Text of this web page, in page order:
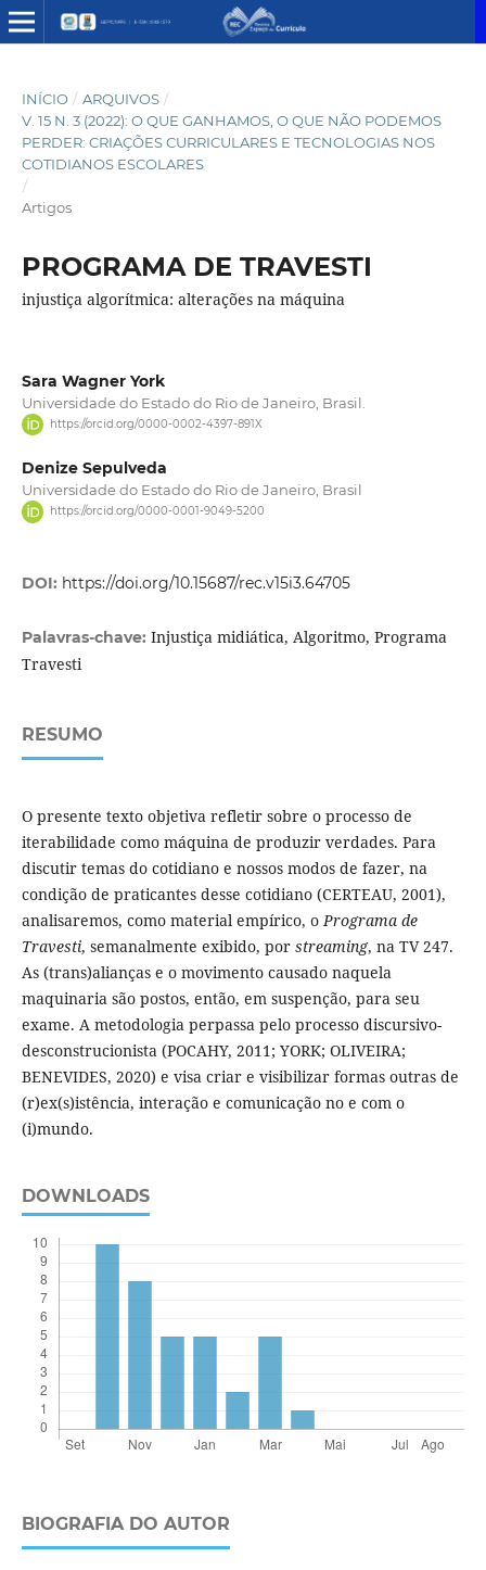
INÍCIO / ARQUIVOS /
V. 15 N. 3 (2022): O QUE GANHAMOS, O QUE NÃO PODEMOS
PERDER: CRIAÇÕES CURRICULARES E TECNOLOGIAS NOS
COTIDIANOS ESCOLARES
/
Artigos
PROGRAMA DE TRAVESTI
injustiça algorítmica: alterações na máquina
Sara Wagner York
Universidade do Estado do Rio de Janeiro, Brasil.
https://orcid.org/0000-0002-4397-891X
Denize Sepulveda
Universidade do Estado do Rio de Janeiro, Brasil
https://orcid.org/0000-0001-9049-5200
DOI: https://doi.org/10.15687/rec.v15i3.64705
Palavras-chave: Injustiça midiática, Algoritmo, Programa
Travesti
RESUMO
O presente texto objetiva refletir sobre o processo de
iterabilidade como máquina de produzir verdades. Para
discutir temas do cotidiano e nossos modos de fazer, na
condição de praticantes desse cotidiano (CERTEAU, 2001),
analisaremos, como material empírico, o Programa de
Travesti, semanalmente exibido, por streaming, na TV 247.
As (trans)alianças e o movimento causado naquela
maquinaria são postos, então, em suspenção, para seu
exame. A metodologia perpassa pelo processo discursivo-
desconstrucionista (POCAHY, 2011; YORK; OLIVEIRA;
BENEVIDES, 2020) e visa criar e visibilizar formas outras de
(r)ex(s)istência, interação e comunicação no e com o
(i)mundo.
DOWNLOADS
BIOGRAFIA DO AUTOR